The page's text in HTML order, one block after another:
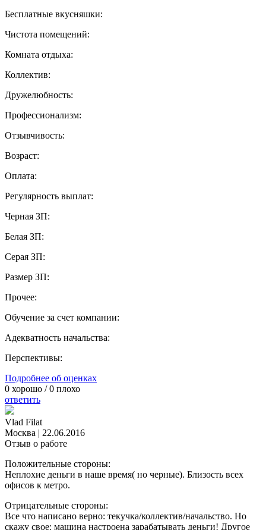
Бесплатные вкусняшки:
Чистота помещений:
Комната отдыха:
Коллектив:
Дружелюбность:
Профессионализм:
Отзывчивость:
Возраст:
Оплата:
Регулярность выплат:
Черная ЗП:
Белая ЗП:
Серая ЗП:
Размер ЗП:
Прочее:
Обучение за счет компании:
Адекватность начальства:
Перспективы:
Подробнее об оценках
0 хорошо /0 плохо
ответить
Vlad Filat
Москва | 22.06.2016
Отзыв о работе
Положительные стороны:
Неплохие деньги в наше время( но черные). Близость всех
офисов к метро.
Отрицательные стороны:
Все что написано верно: текучка/коллектив/начальство. Но
скажу свое: машина настроена зарабатывать деньги! Другое